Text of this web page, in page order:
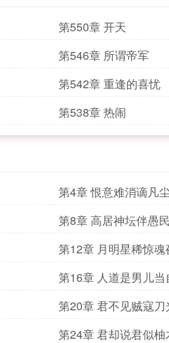
第550章 开天
第546章 所谓帝军
第542章 重逢的喜忧
第538章 热闹
第4章 恨意难消谪凡尘
第8章 高居神坛伴愚民
第12章 月明星稀惊魂
第16章 人道是男儿
第20章 君不见贼寇
第24章 君却说君似柚